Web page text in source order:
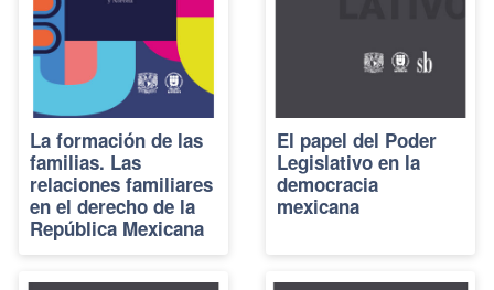
La formación de las
familias. Las
relaciones familiares
en el derecho de la
República Mexicana
El papel del Poder
Legislativo en la
democracia
mexicana